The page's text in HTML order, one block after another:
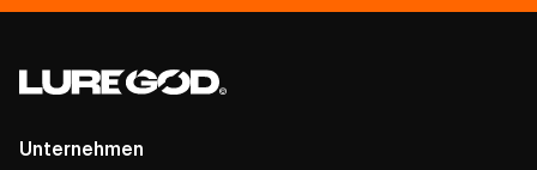
Unternehmen